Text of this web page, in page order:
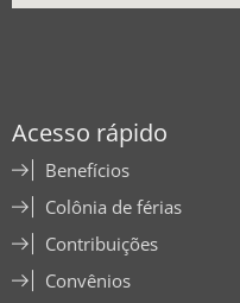
Acesso rápido
Benefícios
Colônia de férias
Contribuições
Convênios